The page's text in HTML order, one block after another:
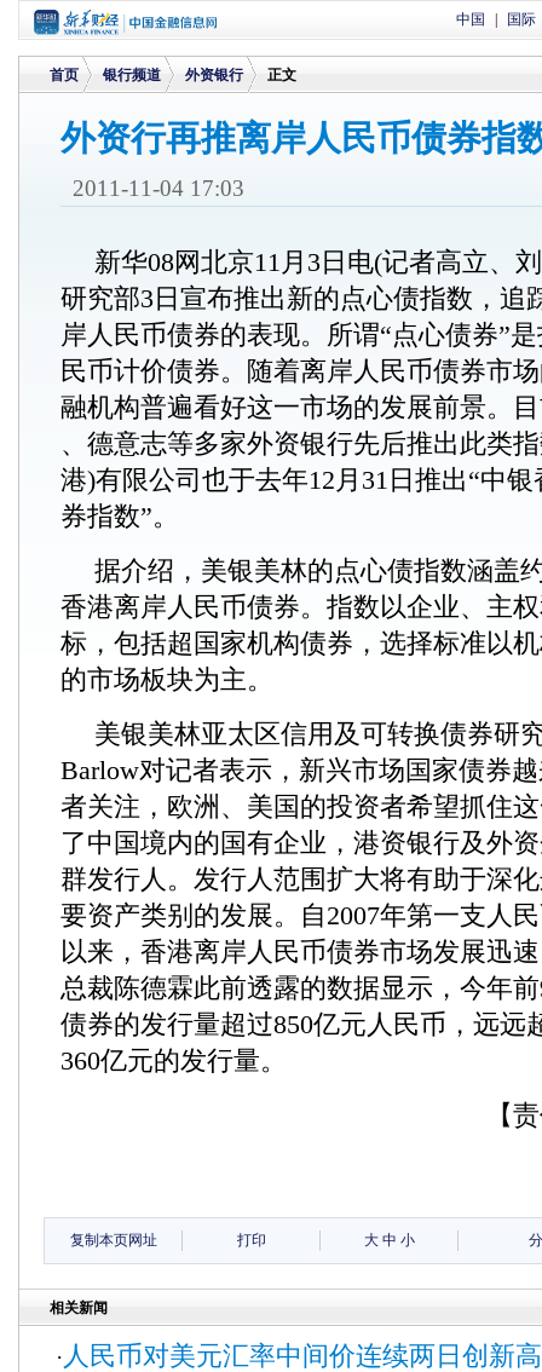
中国 国际
首页
>
银行频道
>
外资银行 正文
外资行再推离岸人民币债券指
2011-11-04 17:03
新华08网北京11月3日电(记者高立、
研究部3日宣布推出新的点心债指数，追
岸人民币债券的表现。所谓“点心债券”
民币计价债券。随着离岸人民币债券市
融机构普遍看好这一市场的发展前景。
、德意志等多家外资银行先后推出此类
港)有限公司也于去年12月31日推出“中
券指数”。
据介绍，美银美林的点心债指数涵盖
香港离岸人民币债券。指数以企业、主
标，包括超国家机构债券，选择标准以
的市场板块为主。
美银美林亚太区信用及可转换债券研
Barlow对记者表示，新兴市场国家债券
者关注，欧洲、美国的投资者希望抓住
了中国境内的国有企业，港资银行及外
群发行人。发行人范围扩大将有助于深
要资产类别的发展。自2007年第一支人
以来，香港离岸人民币债券市场发展迅
总裁陈德霖此前透露的数据显示，今年
债券的发行量超过850亿元人民币，远远
360亿元的发行量。
【
复制本页网址 打印 大 中 小
相关新闻
·人民币对美元汇率中间价连续两日创新高